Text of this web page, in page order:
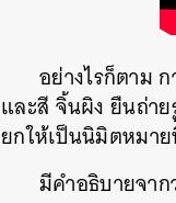
อย่างไรก็ตาม
และสี จิ้นผิง ยืนถ่า
ยกให้เป็นนิมิตหมา
มีคำอธิบายจา